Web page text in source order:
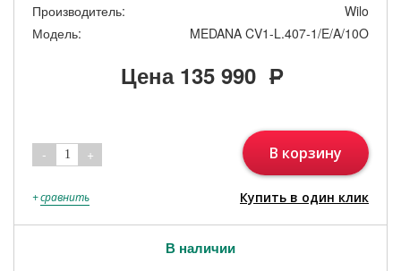
Производитель:
Wilo
Модель:
MEDANA CV1-L.407-1/E/A/10O
Цена 135 990 Р
- 1 + В корзину
+сравнить Купить в один клик
В наличии